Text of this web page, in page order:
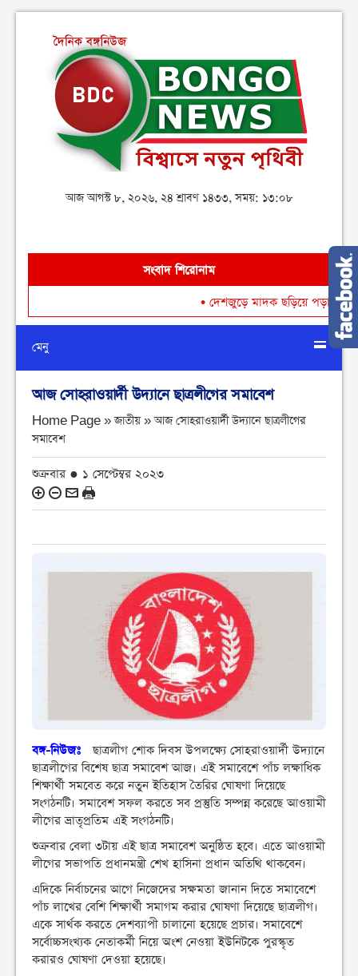
আজ আগস্ট ৮, ২০২৬, ২৪ শ্রাবণ ১৪৩৩, সময়: ১৩:০৮
সংবাদ শিরোনাম
দেশজুড়ে মাদক ছড়িয়ে পড়া রোধে
মেনু
আজ সোহরাওয়ার্দী উদ্যানে ছাত্রলীগের সমাবেশ
Home Page » জাতীয় »আজ সোহরাওয়ার্দী উদ্যানে ছাত্রলীগের
সমাবেশ
শুক্রবার ● ১ সেপ্টেম্বর ২০২৩
বঙ্গ-নিউজঃ
ছাত্রলীগ শোক দিবস উপলক্ষ্যে সোহরাওয়ার্দী উদ্যানে
ছাত্রলীগের বিশেষ ছাত্র সমাবেশ আজ। এই সমাবেশে পাঁচ লক্ষাধিক
শিক্ষার্থী সমবেত করে নতুন ইতিহাস তৈরির ঘোষণা দিয়েছে
সংগঠনটি। সমাবেশ সফল করতে সব প্রস্তুতি সম্পন্ন করেছে আওয়ামী
লীগের ভ্রাতৃপ্রতিম এই সংগঠনটি।
শুক্রবার বেলা ৩টায় এই ছাত্র সমাবেশ অনুষ্ঠিত হবে। এতে আওয়ামী
লীগের সভাপতি প্রধানমন্ত্রী শেখ হাসিনা প্রধান অতিথি থাকবেন।
এদিকে নির্বাচনের আগে নিজেদের সক্ষমতা জানান দিতে সমাবেশে
পাঁচ লাখের বেশি শিক্ষার্থী সমাগম করার ঘোষণা দিয়েছে ছাত্রলীগ।
একে সার্থক করতে দেশব্যাপী চালানো হয়েছে প্রচার। সমাবেশে
সর্বোচ্চসংখ্যক নেতাকর্মী নিয়ে অংশ নেওয়া ইউনিটকে পুরস্কৃত
করারও ঘোষণা দেওয়া হয়েছে।